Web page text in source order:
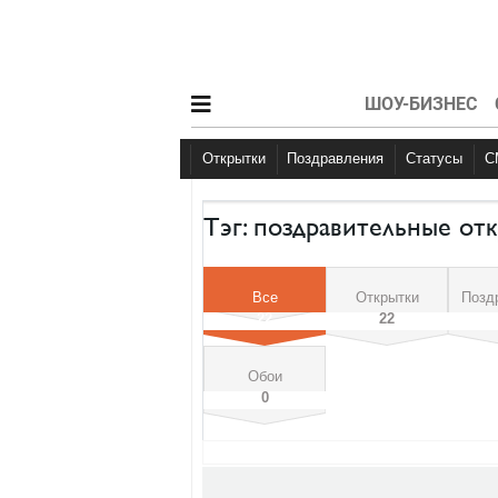
ШОУ-БИЗНЕС
Открытки
С Днем рождения Большие
Поздравления
С Днем рождения
Статусы
Другое
Тэг: поздравительные
Все
22
Открытки
22
Обои
0